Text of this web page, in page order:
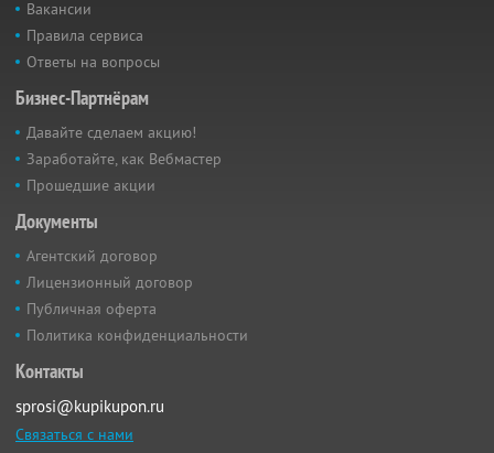
Вакансии
Правила сервиса
Ответы на вопросы
Бизнес-Партнёрам
Давайте сделаем акцию!
Заработайте, как Вебмастер
Прошедшие акции
Документы
Агентский договор
Лицензионный договор
Публичная оферта
Политика конфиденциальности
Контакты
sprosi@kupikupon.ru
Связаться с нами